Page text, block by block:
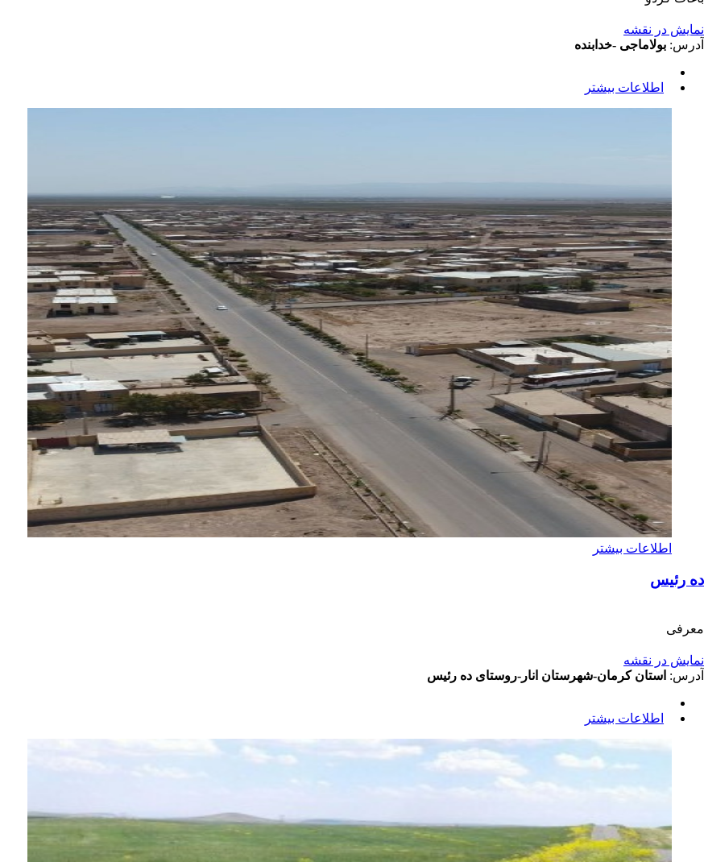
نمایش در نقشه
آدرس: بولاماجی -خدابنده
اطلاعات بیشتر
اطلاعات بیشتر
ده رئیس
معرفی
نمایش در نقشه
آدرس: استان کرمان-شهرستان انار-روستای ده رئیس
اطلاعات بیشتر